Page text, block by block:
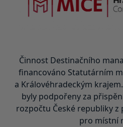
Činnost Destinačního
financováno Statutárním
a Královéhradeckým
byly podpořeny za
rozpočtu České republiky
pro místní